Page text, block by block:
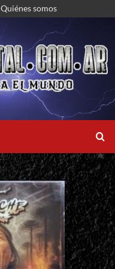
Quiénes somos